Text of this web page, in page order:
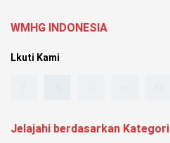
WMHG INDONESIA
Lkuti Kami
Jelajahi berdasarkan Kategori